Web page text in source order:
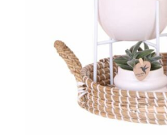
Thermosbekers
Drinkflessen